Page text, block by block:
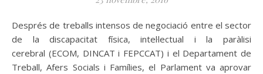
Després de treballs intensos de negociació entre el sector
de la discapacitat física, intel·lectual i la paràlisi
cerebral (ECOM, DINCAT i FEPCCAT) i el Departament de
Treball, Afers Socials i Famílies, el Parlament va aprovar